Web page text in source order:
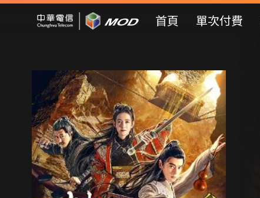
Mod Web
首頁 單次付費